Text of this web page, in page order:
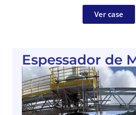
Ver case
Espessador de